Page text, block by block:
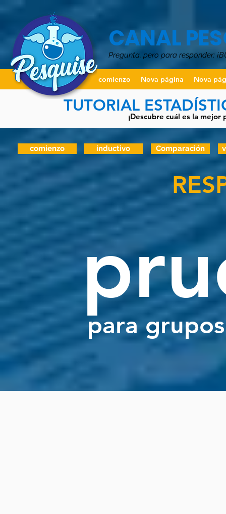
CANAL
Pregunta, pero para responder:
comienzo Nova página Nova
TUTORIAL
¡Descubre cuál es la
comienzo inductivo Comparación
para